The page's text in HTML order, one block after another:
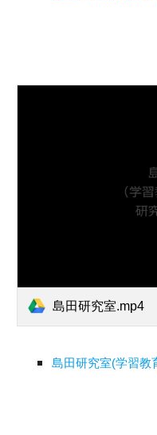
島田研究室.mp4
島田研究室(学習教